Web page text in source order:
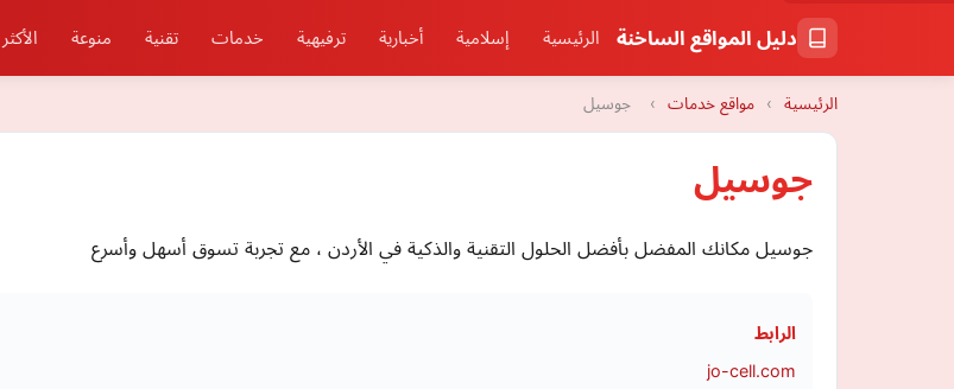
دليل المواقع الساخنة الرئيسية إسلامية أخبارية ترفيهية خدمات تقنية منوعة
الرئيسية › مواقع خدمات › جوسيل
جوسيل
جوسيل مكانك المفضل بأفضل الحلول التقنية والذكية في الأردن ، مع تجربة تسوق أسهل وأسرع
الرابط
jo-cell.com